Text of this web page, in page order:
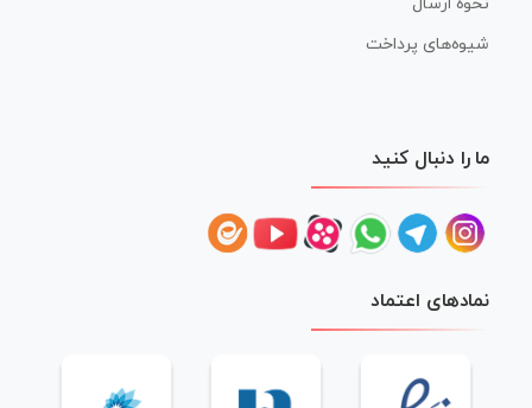
شیوه‌های پرداخت
ما را دنبال کنید
نمادهای اعتماد